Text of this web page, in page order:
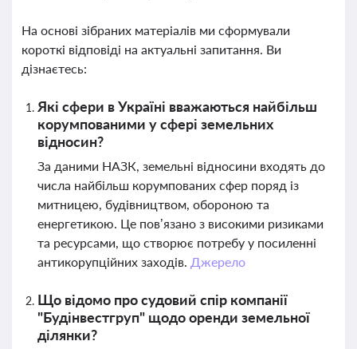
На основі зібраних матеріалів ми сформували
короткі відповіді на актуальні запитання. Ви
дізнаєтесь:
Які сфери в Україні вважаються найбільш
корумпованими у сфері земельних
відносин?
За даними НАЗК, земельні відносини входять до
числа найбільш корумпованих сфер поряд із
митницею, будівництвом, обороною та
енергетикою. Це пов’язано з високими ризиками
та ресурсами, що створює потребу у посиленні
антикорупційних заходів. Джерело
Що відомо про судовий спір компанії
"Будінвестгруп" щодо оренди земельної
ділянки?